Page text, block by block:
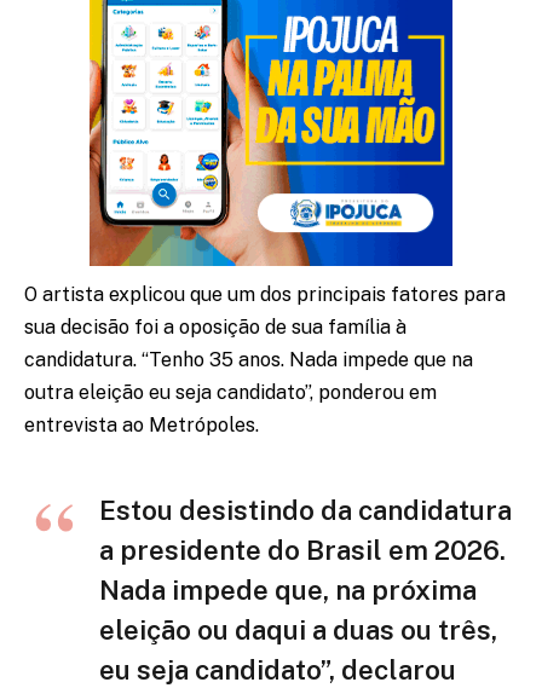
O artista explicou que um dos principais fatores para
sua decisão foi a oposição de sua família à
candidatura. “Tenho 35 anos. Nada impede que na
outra eleição eu seja candidato”, ponderou em
entrevista ao Metrópoles.
Estou desistindo da candidatura
a presidente do Brasil em 2026.
Nada impede que, na próxima
eleição ou daqui a duas ou três,
eu seja candidato”, declarou